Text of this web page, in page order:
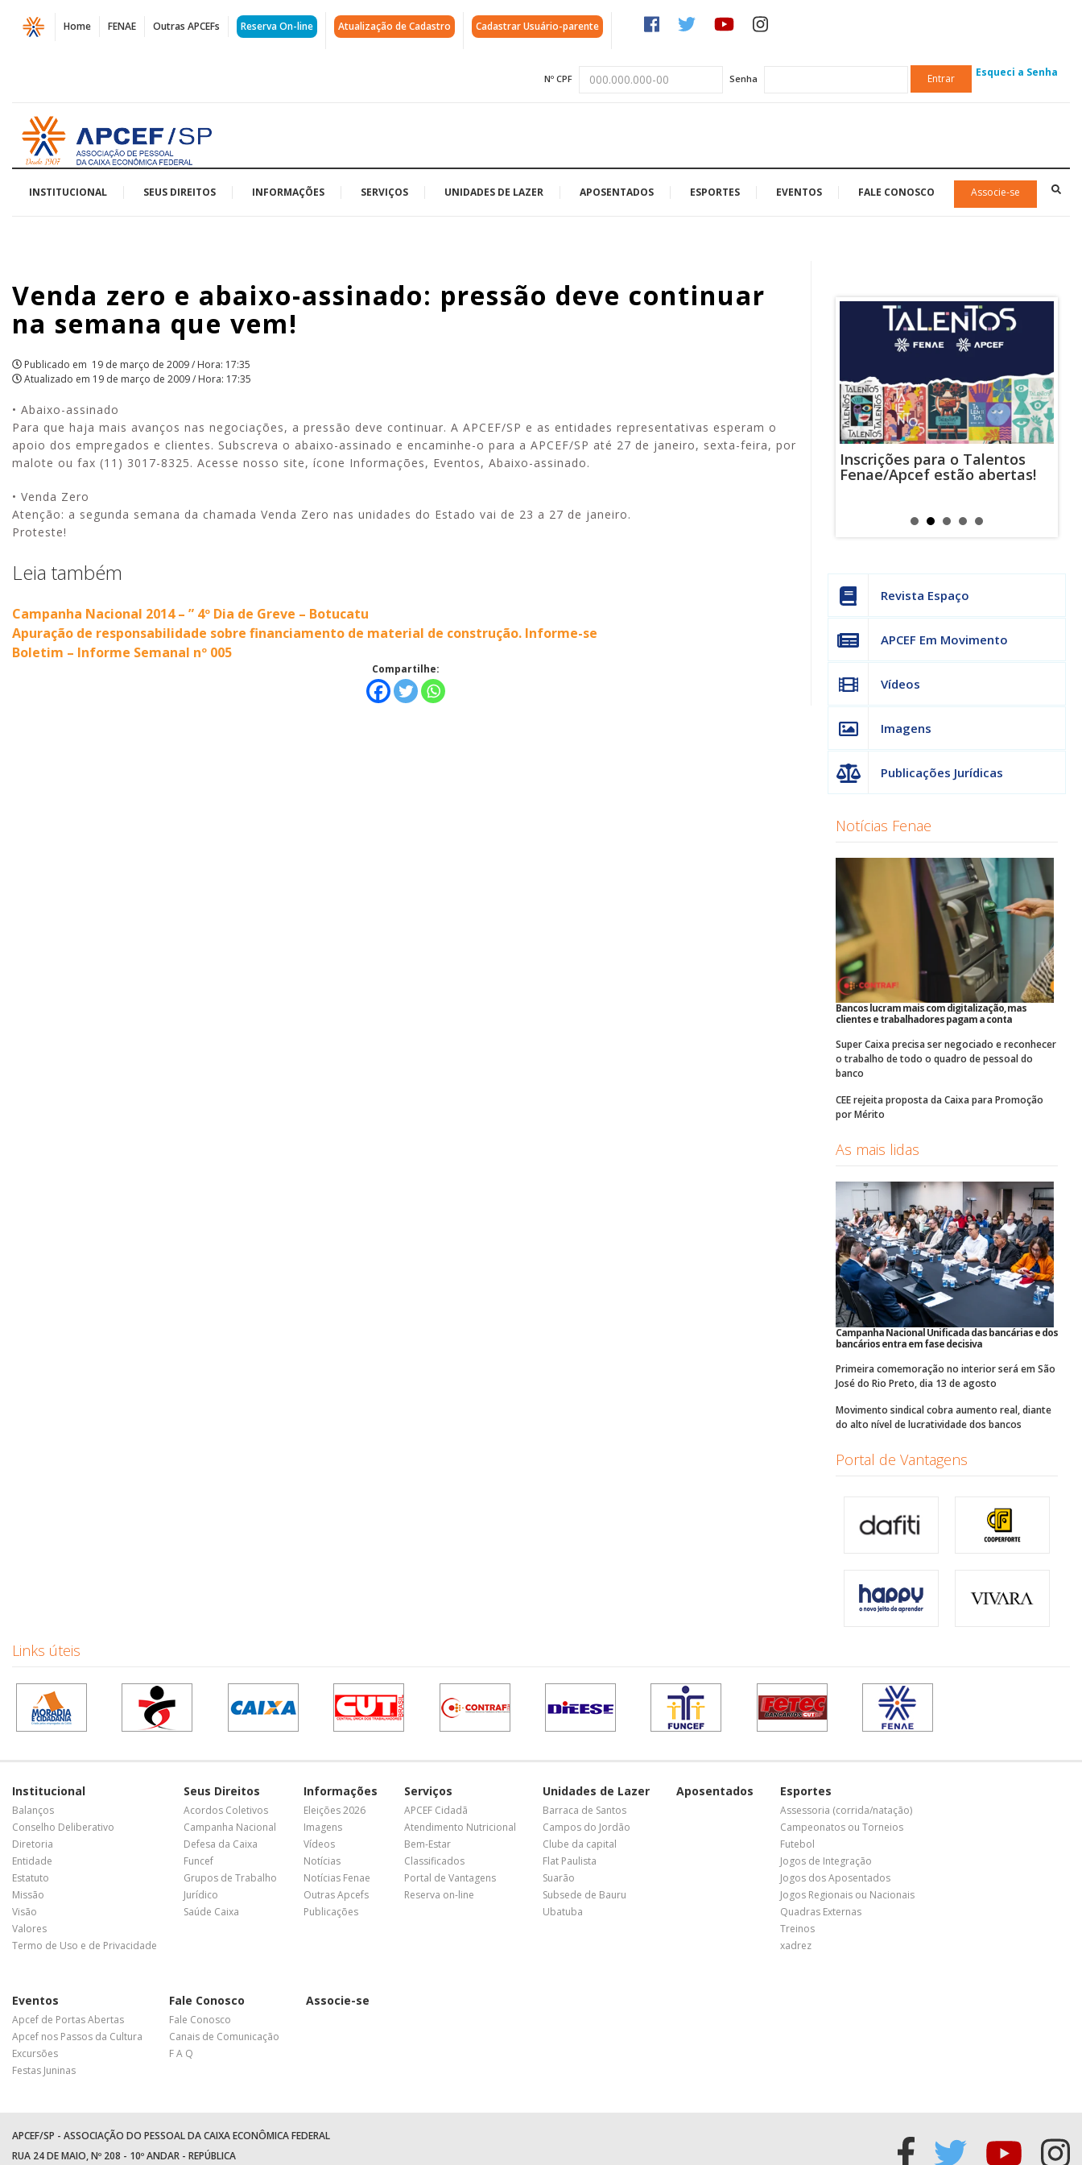
Página
Venda
abaixo-
assinado:
pressão
na
semana
que
vem!
|
APCEF/SP
Home FENAE Outras APCEFs Reserva On-line Atualização de Cadastro Cadastrar Usuário-parente
Nº CPF Senha Entrar Esqueci a Senha
Acessar
página
inicial
INSTITUCIONAL SEUS DIREITOS INFORMAÇÕES SERVIÇOS UNIDADES DE LAZER APOSENTADOS ESPORTES EVENTOS FALE CONOSCO Associe-se
Venda zero e abaixo-assinado: pressão deve continuar
na semana que vem!
Publicado em 19 de março de 2009 / Hora: 17:35
Atualizado em 19 de março de 2009 / Hora: 17:35
• Abaixo-assinado
Para que haja mais avanços nas negociações, a pressão deve continuar. A APCEF/SP e as entidades representativas esperam o
apoio dos empregados e clientes. Subscreva o abaixo-assinado e encaminhe-o para a APCEF/SP até 27 de janeiro, sexta-feira, por
malote ou fax (11) 3017-8325. Acesse nosso site, ícone Informações, Eventos, Abaixo-assinado.
• Venda Zero
Atenção: a segunda semana da chamada Venda Zero nas unidades do Estado vai de 23 a 27 de janeiro.
Proteste!
Leia também
Campanha Nacional 2014 – ” 4º Dia de Greve – Botucatu
Apuração de responsabilidade sobre financiamento de material de construção. Informe-se
Boletim – Informe Semanal nº 005
Compartilhe:
Aproveite a parceria da Apcef
com o Sesi e invista em saúde
Alerta: golpistas usam Inscrições para o Talentos
Fenae/Apcef estão abertas!
Revista Espaço
APCEF Em Movimento
Vídeos
Imagens
Publicações Jurídicas
Notícias Fenae
Bancos lucram mais com digitalização, mas
clientes e trabalhadores pagam a conta
Super Caixa precisa ser negociado e reconhecer
o trabalho de todo o quadro de pessoal do
banco
CEE rejeita proposta da Caixa para Promoção
por Mérito
As mais lidas
Campanha Nacional Unificada das bancárias e dos
bancários entra em fase decisiva
Primeira comemoração no interior será em São
José do Rio Preto, dia 13 de agosto
Movimento sindical cobra aumento real, diante
do alto nível de lucratividade dos bancos
Portal de Vantagens
Links úteis
Institucional
Balanços
Conselho Deliberativo
Diretoria
Entidade
Estatuto
Missão
Visão
Valores
Termo de Uso e de Privacidade
Seus Direitos
Acordos Coletivos
Campanha Nacional
Defesa da Caixa
Funcef
Grupos de Trabalho
Jurídico
Saúde Caixa
Informações
Eleições 2026
Imagens
Vídeos
Notícias
Notícias Fenae
Outras Apcefs
Publicações
Serviços
APCEF Cidadã
Atendimento Nutricional
Bem-Estar
Classificados
Portal de Vantagens
Reserva on-line
Unidades de Lazer
Barraca de Santos
Campos do Jordão
Clube da capital
Flat Paulista
Suarão
Subsede de Bauru
Ubatuba
Aposentados Esportes
Assessoria (corrida/natação)
Campeonatos ou Torneios
Futebol
Jogos de Integração
Jogos dos Aposentados
Jogos Regionais ou Nacionais
Quadras Externas
Treinos
xadrez
Eventos
Apcef de Portas Abertas
Apcef nos Passos da Cultura
Excursões
Festas Juninas
Fale Conosco
Fale Conosco
Canais de Comunicação
F A Q
Associe-se
APCEF/SP - ASSOCIAÇÃO DO PESSOAL DA CAIXA ECONÔMICA FEDERAL
RUA 24 DE MAIO, Nº 208 - 10º ANDAR - REPÚBLICA
Acessar
Acessar